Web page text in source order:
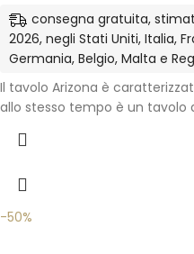
consegna gratuita,
2026, negli Stati Uniti, Italia,
Germania, Belgio, Malta e
Il tavolo Arizona è
allo stesso tempo è un tavolo
-50%